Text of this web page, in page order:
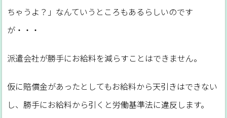
ちゃうよ？」なんていうところもあるらしいのです
が・・・
派遣会社が勝手にお給料を減らすことはできません。
仮に賠償金があったとしてもお給料から天引きはできない
し、勝手にお給料から引くと労働基準法に違反します。